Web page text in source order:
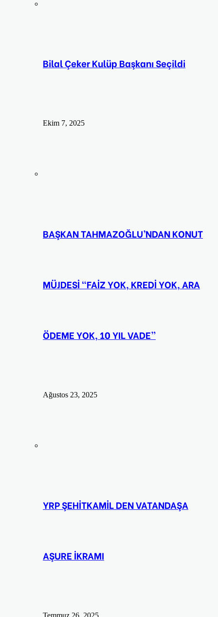
Bilal Çeker Kulüp Başkanı Seçildi
Ekim 7, 2025
BAŞKAN TAHMAZOĞLU’NDAN KONUT
MÜJDESİ “FAİZ YOK, KREDİ YOK, ARA
ÖDEME YOK, 10 YIL VADE”
Ağustos 23, 2025
YRP ŞEHİTKAMİL DEN VATANDAŞA
AŞURE İKRAMI
Temmuz 26, 2025